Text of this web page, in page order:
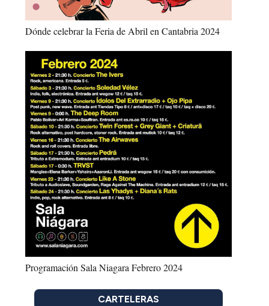
Dónde celebrar la Feria de Abril en Cantabria 2024
Programación Sala Niagara Febrero 2024
CARTELERAS